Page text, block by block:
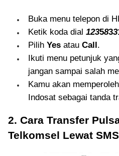
Buka menu telepon di
Ketik koda dial 1235833
Pilih Yes atau Call .
Ikuti menu petunjuk
jangan sampai salah
Kamu akan
Indosat sebagai tanda
2. Cara Transfer
Telkomsel Lewat SMS